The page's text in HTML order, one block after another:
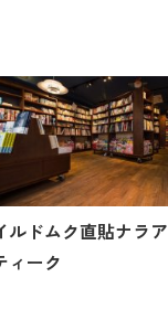
ルドムク直貼ナラア
ィーク